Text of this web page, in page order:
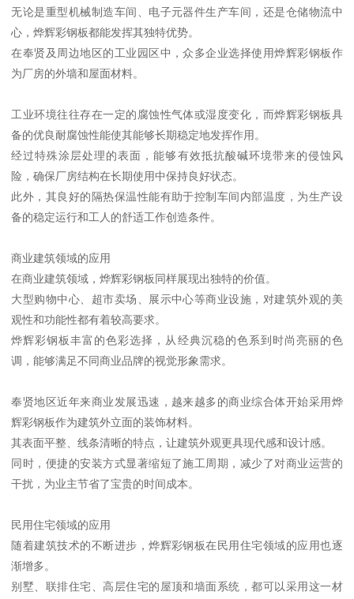
无论是重型机械制造车间、电子元器件生产车间，还是仓储物流中
心，烨辉彩钢板都能发挥其独特优势。
在奉贤及周边地区的工业园区中，众多企业选择使用烨辉彩钢板作
为厂房的外墙和屋面材料。
工业环境往往存在一定的腐蚀性气体或湿度变化，而烨辉彩钢板具
备的优良耐腐蚀性能使其能够长期稳定地发挥作用。
经过特殊涂层处理的表面，能够有效抵抗酸碱环境带来的侵蚀风
险，确保厂房结构在长期使用中保持良好状态。
此外，其良好的隔热保温性能有助于控制车间内部温度，为生产设
备的稳定运行和工人的舒适工作创造条件。
商业建筑领域的应用
在商业建筑领域，烨辉彩钢板同样展现出独特的价值。
大型购物中心、超市卖场、展示中心等商业设施，对建筑外观的美
观性和功能性都有着较高要求。
烨辉彩钢板丰富的色彩选择，从经典沉稳的色系到时尚亮丽的色
调，能够满足不同商业品牌的视觉形象需求。
奉贤地区近年来商业发展迅速，越来越多的商业综合体开始采用烨
辉彩钢板作为建筑外立面的装饰材料。
其表面平整、线条清晰的特点，让建筑外观更具现代感和设计感。
同时，便捷的安装方式显著缩短了施工周期，减少了对商业运营的
干扰，为业主节省了宝贵的时间成本。
民用住宅领域的应用
随着建筑技术的不断进步，烨辉彩钢板在民用住宅领域的应用也逐
渐增多。
别墅、联排住宅、高层住宅的屋顶和墙面系统，都可以采用这一材